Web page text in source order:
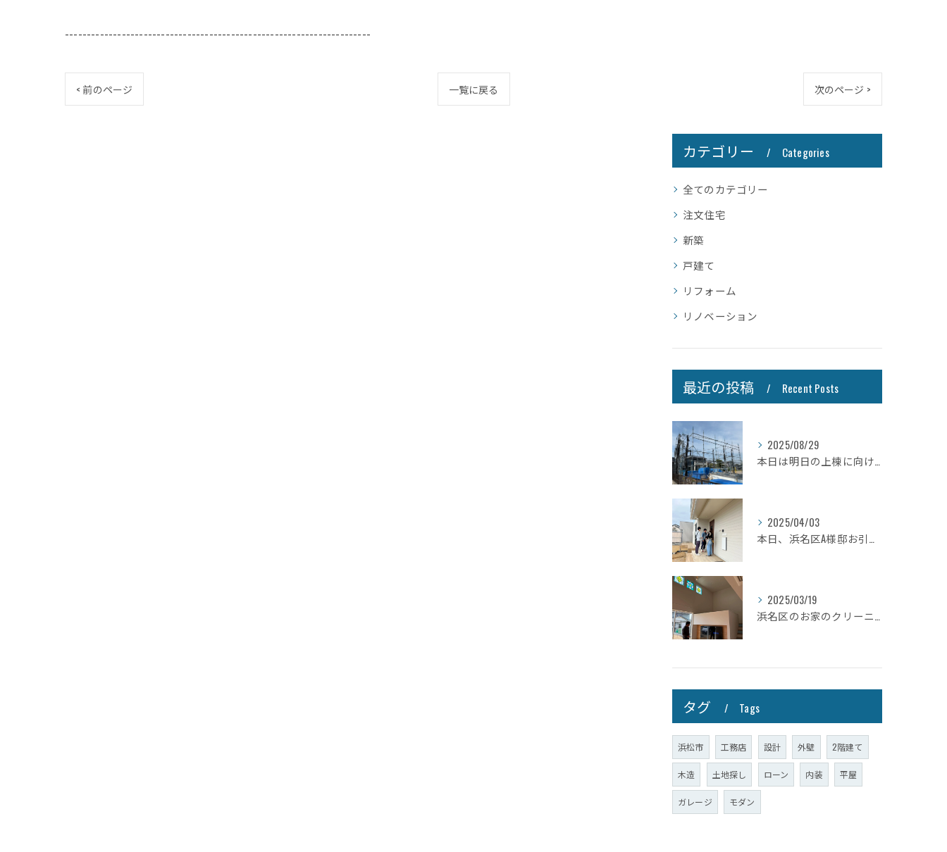
----------------------------------------------------------------------
< 前のページ 一覧に戻る 次のページ >
カテゴリー Categories
全てのカテゴリー
注文住宅
新築
戸建て
リフォーム
リノベーション
最近の投稿 Recent Posts
2025/08/29
本日は明日の上棟に向けて先行足場の施工をさせて頂きました。
2025/04/03
本日、浜名区A様邸お引き渡しさせて頂きました☆
2025/03/19
浜名区のお家のクリーニングが完了しましたので壁掛けテレビを設...
タグ Tags
浜松市 工務店 設計 外壁 2階建て
木造 土地探し ローン 内装 平屋
ガレージ モダン